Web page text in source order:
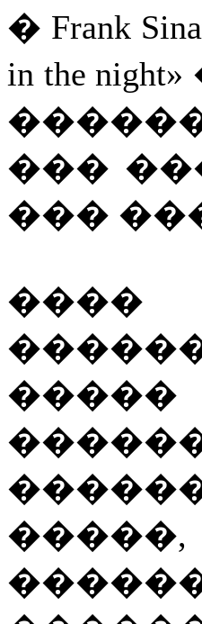
� Frank
in the
���
���
����